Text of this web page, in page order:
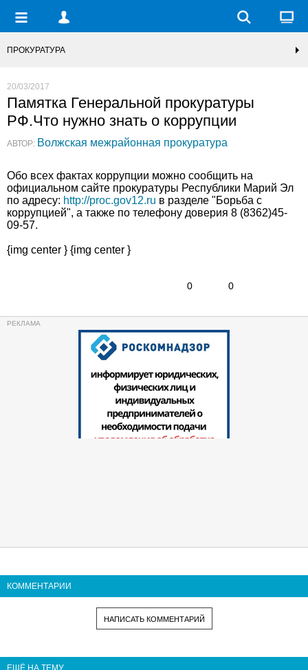
ПРОКУРАТУРА
20/03/2017
Памятка Генеральной прокуратуры
РФ.Что нужно знать о коррупции
АВТОР: Волжская межрайонная прокуратура
Обо всех фактах коррупции можно сообщить на
официальном сайте прокуратуры Республики Марий Эл
по адресу: http://proc.gov12.ru в разделе "Борьба с
коррупцией", а также по телефону доверия 8 (8362)45-
09-57.
{img center } {img center }
0 0
КОММЕНТАРИИ
НАПИСАТЬ КОММЕНТАРИЙ
ЕЩЁ НА ТЕМУ